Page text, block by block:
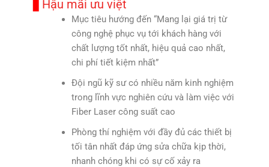
Hậu mãi ưu việt
Mục tiêu hướng đến “Mang lại giá trị từ
công nghệ phục vụ tới khách hàng với
chất lượng tốt nhất, hiệu quả cao nhất,
chi phí tiết kiệm nhất”
Đội ngũ kỹ sư có nhiều năm kinh nghiệm
trong lĩnh vực nghiên cứu và làm việc với
Fiber Laser công suất cao
Phòng thí nghiệm với đầy đủ các thiết bị
tối tân nhất đáp ứng sửa chữa kịp thời,
nhanh chóng khi có sự cố xảy ra